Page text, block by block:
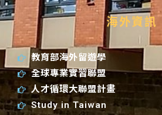
海外資訊
教育部海外留遊學
全球專業實習聯盟
人才循環大聯盟計畫
Study in Taiwan